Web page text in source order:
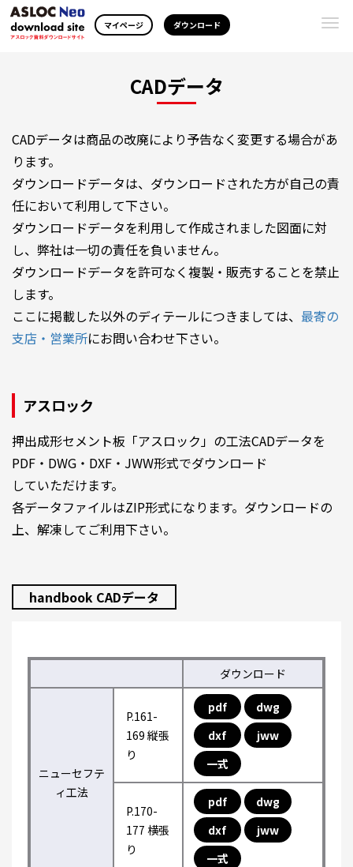
マイページ ダウンロード
CADデータ
CADデータは商品の改廃により予告なく変更する場合があ
ります。
ダウンロードデータは、ダウンロードされた方が自己の責
任において利用して下さい。
ダウンロードデータを利用して作成されました図面に対
し、弊社は一切の責任を負いません。
ダウンロードデータを許可なく複製・販売することを禁止
します。
ここに掲載した以外のディテールにつきましては、 最寄の
支店・営業所にお問い合わせ下さい。
アスロック
押出成形セメント板「アスロック」の工法CADデータを
PDF・DWG・DXF・JWW形式でダウンロード
していただけます。
各データファイルはZIP形式になります。ダウンロードの
上、解凍してご利用下さい。
handbook CADデータ
ダウンロード
ニューセフテ
ィ工法
P.161-
169 縦張
り
pdf
dwg
dxf
jww
一式
P.170-
177 横張
り
pdf
dwg
dxf
jww
一式